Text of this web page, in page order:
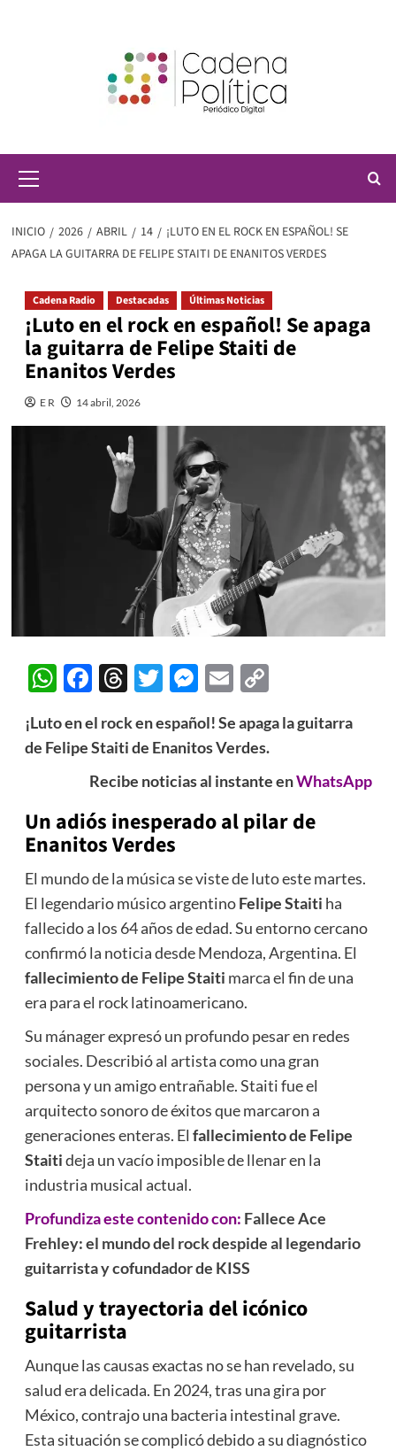
principal
INICIO 2026 ABRIL 14
¡LUTO EN EL ROCK EN ESPAÑOL! SE
APAGA LA GUITARRA DE FELIPE STAITI DE ENANITOS VERDES
Cadena Radio Destacadas Últimas Noticias
¡Luto en el rock en español! Se apaga
la guitarra de Felipe Staiti de
Enanitos Verdes
E R 14 abril, 2026
WhatsApp
Facebook
Threads
Twitter
Messenger
EmailCopy
¡Luto en el rock en español! Se apaga la guitarra
de Felipe Staiti de Enanitos Verdes.
Recibe noticias al instante enWhatsApp
Un adiós inesperado al pilar de
Enanitos Verdes
El mundo de la música se viste de luto este martes.
El legendario músico argentinoFelipe Staiti ha
fallecido a los 64 años de edad. Su entorno cercano
confirmó la noticia desde Mendoza, Argentina. El
fallecimiento de Felipe Staiti marca el fin de una
era para el rock latinoamericano.
Su mánager expresó un profundo pesar en redes
sociales. Describió al artista como una gran
persona y un amigo entrañable. Staiti fue el
arquitecto sonoro de éxitos que marcaron a
generaciones enteras. El fallecimiento de Felipe
Staitideja un vacío imposible de llenar en la
industria musical actual.
Profundiza este contenido con: Fallece Ace
Frehley: el mundo del rock despide al legendario
guitarrista y cofundador de KISS
Salud y trayectoria del icónico
guitarrista
Aunque las causas exactas no se han revelado, su
salud era delicada. En 2024, tras una gira por
México, contrajo una bacteria intestinal grave.
Esta situación se complicó debido a su diagnóstico